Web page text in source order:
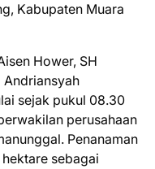
Kabupaten Muara
Hower, SH
Andriansyah
sejak pukul 08.30
perusahaan
Penanaman
sebagai